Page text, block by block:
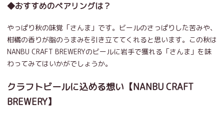
◆おすすめのペアリングは？
やっぱり秋の味覚「さんま」です。ビールのさっぱりした苦みや、
柑橘の香りが脂のうまみを引き立ててくれると思います。この秋は
NANBU CRAFT BREWERYのビールに岩手で獲れる「さんま」を味
わってみてはいかがでしょうか。
クラフトビールに込める想い【NANBU CRAFT
BREWERY】